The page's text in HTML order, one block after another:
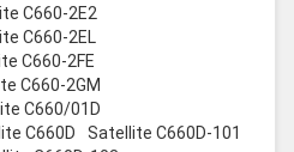
C660-2E2
C660-2EL
C660-2FE
C660-2GM
C660/01D
C660D
Satellite C660D-101